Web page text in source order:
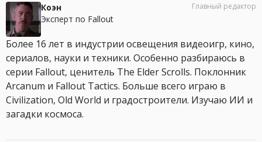
Коэн
Эксперт по Fallout
Главный редактор
Более 16 лет в индустрии освещения видеоигр, кино,
сериалов, науки и техники. Особенно разбираюсь в
серии Fallout, ценитель The Elder Scrolls. Поклонник
Arcanum и Fallout Tactics. Больше всего играю в
Civilization, Old World и градостроители. Изучаю ИИ и
загадки космоса.